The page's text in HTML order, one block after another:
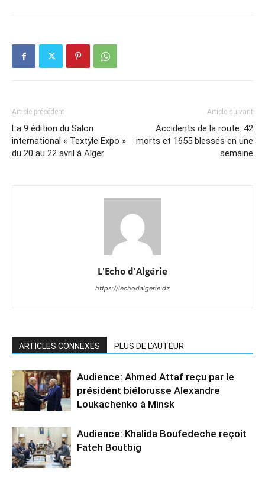
Article précédent
La 9 édition du Salon
international « Textyle Expo »
du 20 au 22 avril à Alger
Article suivant
Accidents de la route: 42
morts et 1655 blessés en une
semaine
L'Echo d'Algérie
https://lechodalgerie.dz
ARTICLES CONNEXES PLUS DE L'AUTEUR
Audience: Ahmed Attaf reçu par le
président biélorusse Alexandre
Loukachenko à Minsk
Audience: Khalida Boufedeche reçoit
Fateh Boutbig